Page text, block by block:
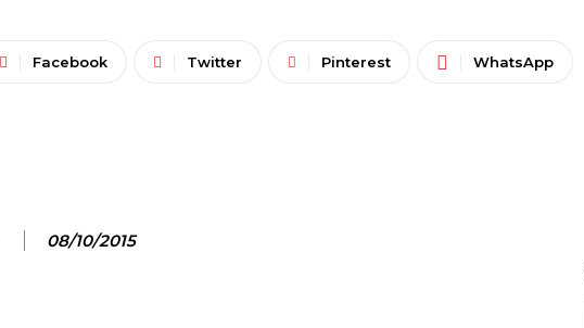
Facebook Twitter Pinterest WhatsApp
08/10/2015